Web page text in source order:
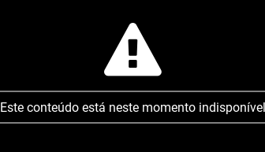
Este conteúdo está neste momento indisponível